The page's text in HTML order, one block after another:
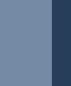
ugrik)